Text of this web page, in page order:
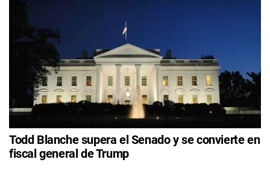
Todd Blanche supera el Senado y se convierte en
fiscal general de Trump